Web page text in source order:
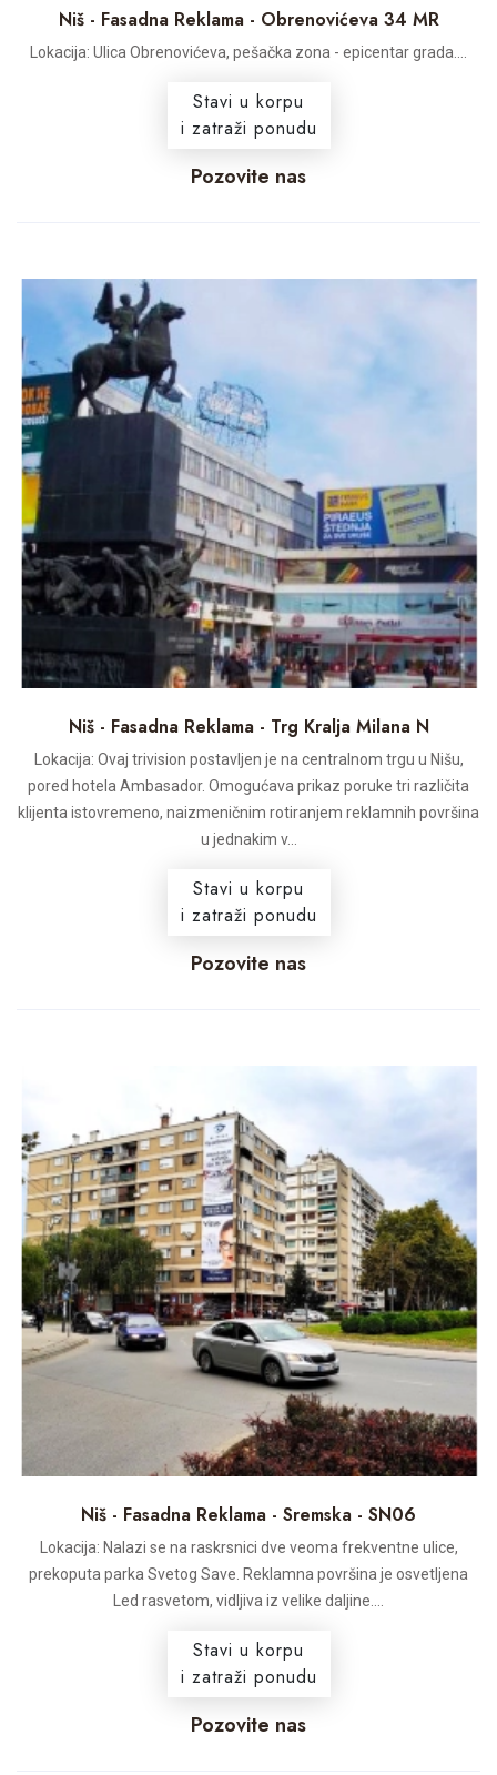
Niš - Fasadna Reklama - Obrenovićeva 34 MR
Lokacija: Ulica Obrenovićeva, pešačka zona - epicentar grada....
Stavi u korpu
i zatraži ponudu
Pozovite nas
Niš - Fasadna Reklama - Trg Kralja Milana N
Lokacija: Ovaj trivision postavljen je na centralnom trgu u Nišu,
pored hotela Ambasador. Omogućava prikaz poruke tri različita
klijenta istovremeno, naizmeničnim rotiranjem reklamnih površina
u jednakim v...
Stavi u korpu
i zatraži ponudu
Pozovite nas
Niš - Fasadna Reklama - Sremska - SN06
Lokacija: Nalazi se na raskrsnici dve veoma frekventne ulice,
prekoputa parka Svetog Save. Reklamna površina je osvetljena
Led rasvetom, vidljiva iz velike daljine....
Stavi u korpu
i zatraži ponudu
Pozovite nas